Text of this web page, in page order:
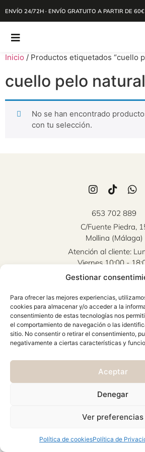
Gestionar
Para ofrecer las mejores experiencias,
cookies para almacenar y/o acceder a la
consentimiento de estas tecnologías nos
el comportamiento de navegación o las
sitio. No consentir o retirar el consentimiento,
negativamente a ciertas características y
Aceptar
Denegar
Ver preferencias
Política de cookiesPolítica de
ENVÍO 24/72H · ENVÍO GRATUITO A PARTIR DE 60€
Inicio / Productos etiquetados “cuello
cuello pelo natural
No se han encontrado
con tu selección.
653 702 889
C/Fuente Piedra,
Mollina (Málaga)
Atención al cliente:
Viernes 10:00 -
AVISO LEGAL
CONDICIONES
CAMBIOS Y
POLÍTICA DE
POLÍTICA DE
© 2026 Viste & Presume | web: